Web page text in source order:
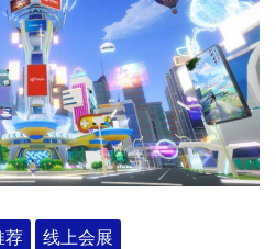
荐 线上会展